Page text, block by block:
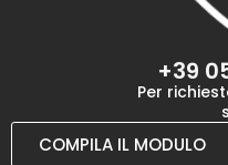
+39
Per
COMPILA IL MODULO